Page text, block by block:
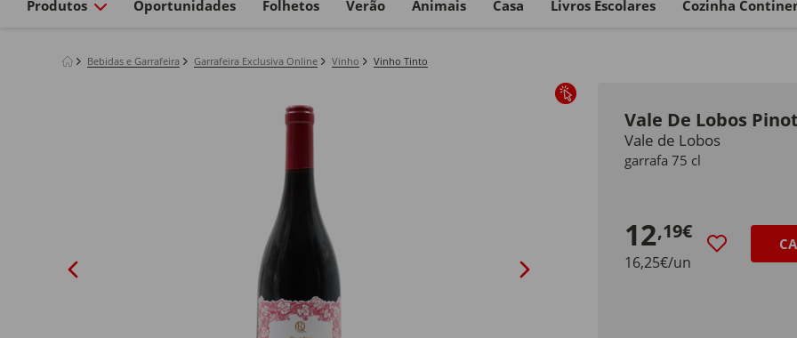
Produtos Oportunidades Folhetos Verão Animais Casa Livros Escolares Cozinha
Bebidas e Garrafeira Garrafeira Exclusiva Online Vinho Vinho Tinto
Vale De Lobos
Vale de Lobos
garrafa 75 cl
12,19€
16,25€/un